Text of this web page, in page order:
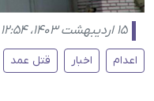
۱۵ اردیبهشت ۱۴۰۳، ۱۲:۵۴
اعدام اخبار قتل عمد